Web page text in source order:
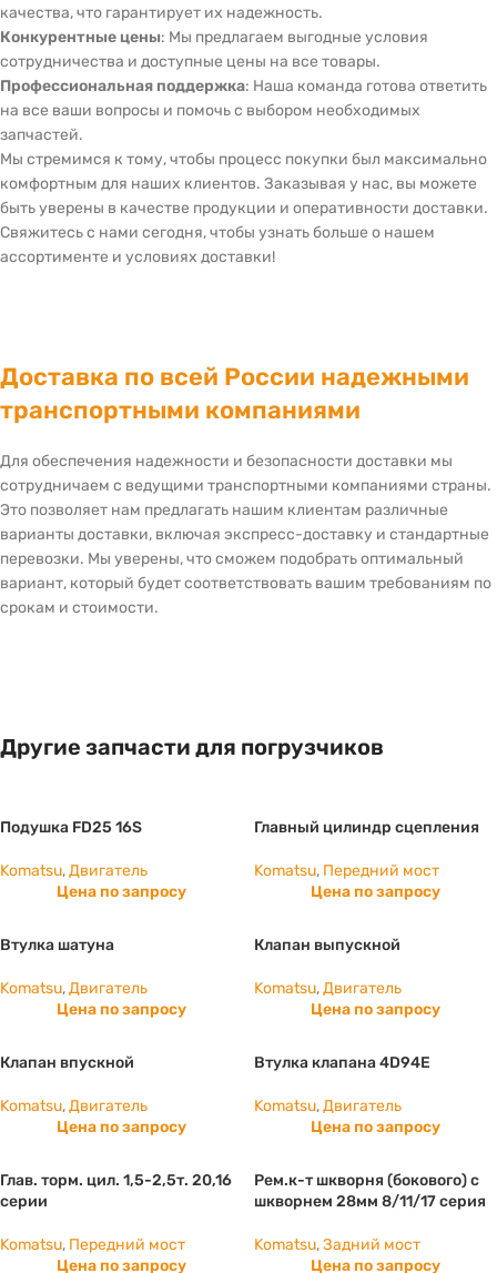
качества, что гарантирует их надежность.
Конкурентные цены: Мы предлагаем выгодные условия
сотрудничества и доступные цены на все товары.
Профессиональная поддержка: Наша команда готова ответить
на все ваши вопросы и помочь с выбором необходимых
запчастей.
Мы стремимся к тому, чтобы процесс покупки был максимально
комфортным для наших клиентов. Заказывая у нас, вы можете
быть уверены в качестве продукции и оперативности доставки.
Свяжитесь с нами сегодня, чтобы узнать больше о нашем
ассортименте и условиях доставки!
Доставка по всей России надежными
транспортными компаниями
Для обеспечения надежности и безопасности доставки мы
сотрудничаем с ведущими транспортными компаниями страны.
Это позволяет нам предлагать нашим клиентам различные
варианты доставки, включая экспресс-доставку и стандартные
перевозки. Мы уверены, что сможем подобрать оптимальный
вариант, который будет соответствовать вашим требованиям по
срокам и стоимости.
Другие запчасти для погрузчиков
Подушка FD25 16S
Komatsu,Двигатель
Цена по запросу
Главный цилиндр сцепления
Komatsu, Передний мост
Цена по запросу
Втулка шатуна
Komatsu,Двигатель
Цена по запросу
Клапан выпускной
Komatsu,Двигатель
Цена по запросу
Клапан впускной
Komatsu,Двигатель
Цена по запросу
Втулка клапана 4D94E
Komatsu,Двигатель
Цена по запросу
Глав. торм. цил. 1,5-2,5т. 20,16
серии
Komatsu, Передний мост
Цена по запросу
Рем.к-т шкворня (бокового) с
шкворнем 28мм 8/11/17 серия
Komatsu,Задний мост
Цена по запросу